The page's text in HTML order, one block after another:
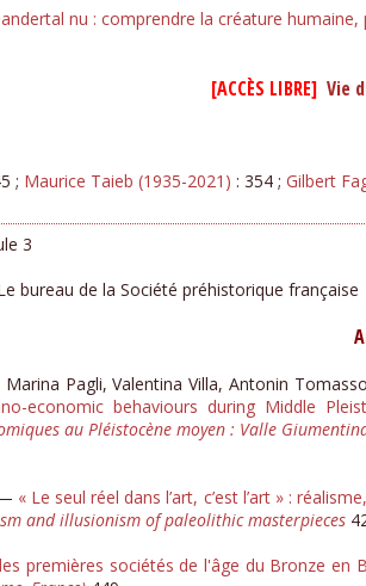
nu : comprendre la créature
[ACCÈS LIBRE] ​ Vie
; Maurice Taieb (1935-2021) : 354 ; Gilbert
3
bureau de la Société préhistorique française
Pagli, Valentina Villa, Antonin
economic behaviours during Middle
au Pléistocène moyen : Valle
« Le seul réel dans l’art, c’est l’art » :
and illusionism of paleolithic masterpieces
premières sociétés de l'âge du Bronze en